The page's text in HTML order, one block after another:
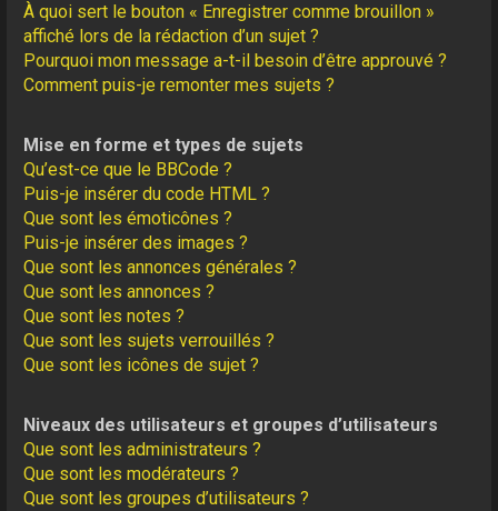
À quoi sert le bouton « Enregistrer comme brouillon »
affiché lors de la rédaction d’un sujet ?
Pourquoi mon message a-t-il besoin d’être approuvé ?
Comment puis-je remonter mes sujets ?
Mise en forme et types de sujets
Qu’est-ce que le BBCode ?
Puis-je insérer du code HTML ?
Que sont les émoticônes ?
Puis-je insérer des images ?
Que sont les annonces générales ?
Que sont les annonces ?
Que sont les notes ?
Que sont les sujets verrouillés ?
Que sont les icônes de sujet ?
Niveaux des utilisateurs et groupes d’utilisateurs
Que sont les administrateurs ?
Que sont les modérateurs ?
Que sont les groupes d’utilisateurs ?